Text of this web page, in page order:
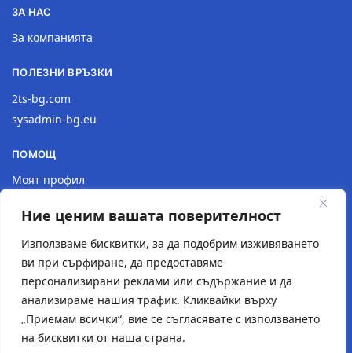
Ние ценим вашата поверителност
Използваме бисквитки, за да подобрим изживяването
ви при сърфиране, да предоставяме
персонализирани реклами или съдържание и да
анализираме нашия трафик. Кликвайки върху
„Приемам всички“, вие се съгласявате с използването
на бисквитки от наша страна.
ЗА НАС
За компанията
ПОЛЕЗНИ ВРЪЗКИ
2ts-bg.com
sysadmin-bg.eu
ПОМОЩ
Моят профил
Връщане на продукт
Политика за поверителност
Местоположение
Контактна форма
Имейл: 2tsstudio1@gmail.com